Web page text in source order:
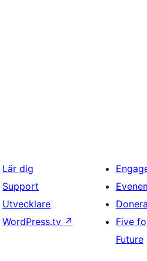
Lär dig
Support
Utvecklare
WordPress.tv ↗
Donera
Five
Future